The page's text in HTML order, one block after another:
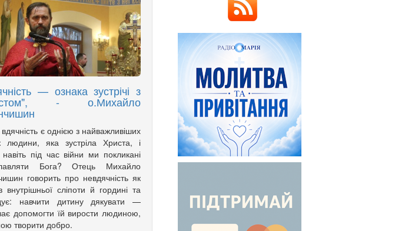
— ознака зустрічі з
- о.Михайло
є однією з найважливіших
людини, яка зустріла Христа, і
під час війни ми покликані
Бога? Отець Михайло
говорить про невдячність як
внутрішньої сліпоти й гордині та
навчити дитину дякувати —
допомогти їй вирости людиною,
творити добро.